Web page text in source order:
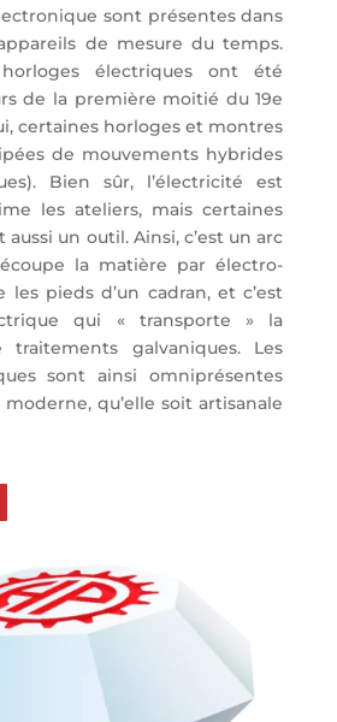
sont présentes dans
de mesure du temps.
électriques ont été
de la première moitié du 19e
certaines horloges et montres
de mouvements hybrides
Bien sûr, l’électricité est
les ateliers, mais certaines
un outil. Ainsi, c’est un arc
la matière par électro-
les pieds d’un cadran, et c’est
qui « transporte » la
galvaniques. Les
sont ainsi omniprésentes
qu’elle soit artisanale